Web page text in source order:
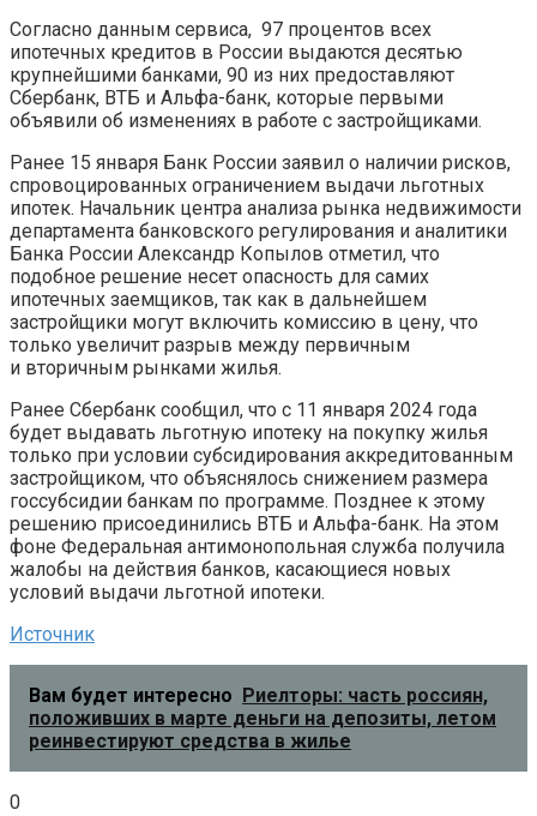
Согласно данным сервиса, 97 процентов всех
ипотечных кредитов в России выдаются десятью
крупнейшими банками, 90 из них предоставляют
Сбербанк, ВТБ и Альфа-банк, которые первыми
объявили об изменениях в работе с застройщиками.
Ранее 15 января Банк России заявил о наличии рисков,
спровоцированных ограничением выдачи льготных
ипотек. Начальник центра анализа рынка недвижимости
департамента банковского регулирования и аналитики
Банка России Александр Копылов отметил, что
подобное решение несет опасность для самих
ипотечных заемщиков, так как в дальнейшем
застройщики могут включить комиссию в цену, что
только увеличит разрыв между первичным
и вторичным рынками жилья.
Ранее Сбербанк сообщил, что с 11 января 2024 года
будет выдавать льготную ипотеку на покупку жилья
только при условии субсидирования аккредитованным
застройщиком, что объяснялось снижением размера
госсубсидии банкам по программе. Позднее к этому
решению присоединились ВТБ и Альфа-банк. На этом
фоне Федеральная антимонопольная служба получила
жалобы на действия банков, касающиеся новых
условий выдачи льготной ипотеки.
Источник
Вам будет интересно Риелторы: часть россиян,
положивших в марте деньги на депозиты, летом
реинвестируют средства в жилье
0